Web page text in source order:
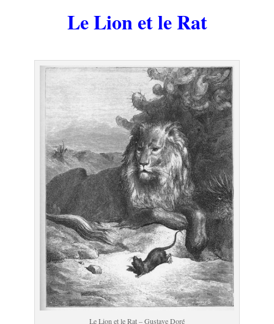
Le Lion et le Rat
Le Lion et le Rat – Gustave Doré